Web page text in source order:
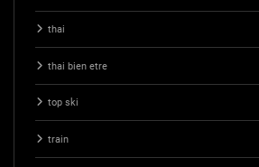
thai
thai bien etre
top ski
train